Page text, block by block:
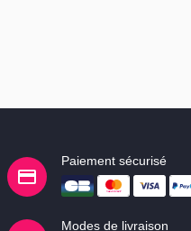
Paiement sécurisé
Modes de livraison